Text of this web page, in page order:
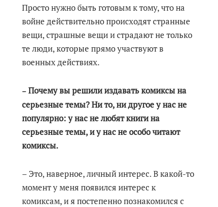
Просто нужно быть готовым к тому, что на
войне действительно происходят странные
вещи, страшные вещи и страдают не только
те люди, которые прямо участвуют в
военных действиях.
–Почему вы решили издавать комиксы на
серьезные темы? Ни то, ни другое у нас не
популярно: у нас не любят книги на
серьезные темы, и у нас не особо читают
комиксы.
– Это, наверное, личный интерес. В какой-то
момент у меня появился интерес к
комиксам, и я постепенно познакомился с